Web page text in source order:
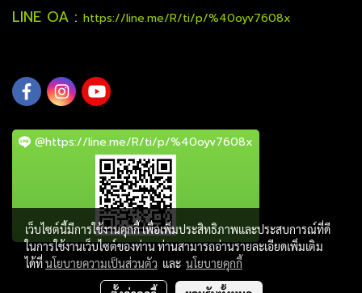
LINE OA : https://line.me/R/ti/p/%40oyv7608x
@https://line.me/R/ti/p/%40oyv7608x
เว็บไซต์นี้มีการใช้งานคุกกี้ เพื่อเพิ่มประสิทธิภาพและประสบการณ์ที่ดี
ในการใช้งานเว็บไซต์ของท่าน ท่านสามารถอ่านรายละเอียดเพิ่มเติม
ได้ที่นโยบายความเป็นส่วนตัว และ นโยบายคุกกี้